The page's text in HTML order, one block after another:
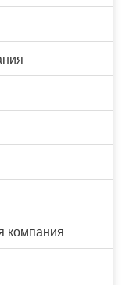
компания